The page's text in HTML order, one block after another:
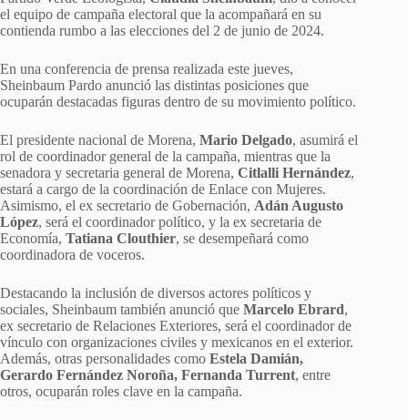
el equipo de campaña electoral que la acompañará en su
contienda rumbo a las elecciones del 2 de junio de 2024.
En una conferencia de prensa realizada este jueves,
Sheinbaum Pardo anunció las distintas posiciones que
ocuparán destacadas figuras dentro de su movimiento político.
El presidente nacional de Morena, Mario Delgado, asumirá el
rol de coordinador general de la campaña, mientras que la
senadora y secretaria general de Morena, Citlalli Hernández,
estará a cargo de la coordinación de Enlace con Mujeres.
Asimismo, el ex secretario de Gobernación, Adán Augusto
López, será el coordinador político, y la ex secretaria de
Economía, Tatiana Clouthier, se desempeñará como
coordinadora de voceros.
Destacando la inclusión de diversos actores políticos y
sociales, Sheinbaum también anunció que Marcelo Ebrard,
ex secretario de Relaciones Exteriores, será el coordinador de
vínculo con organizaciones civiles y mexicanos en el exterior.
Además, otras personalidades como Estela Damián,
Gerardo Fernández Noroña, Fernanda Turrent, entre
otros, ocuparán roles clave en la campaña.